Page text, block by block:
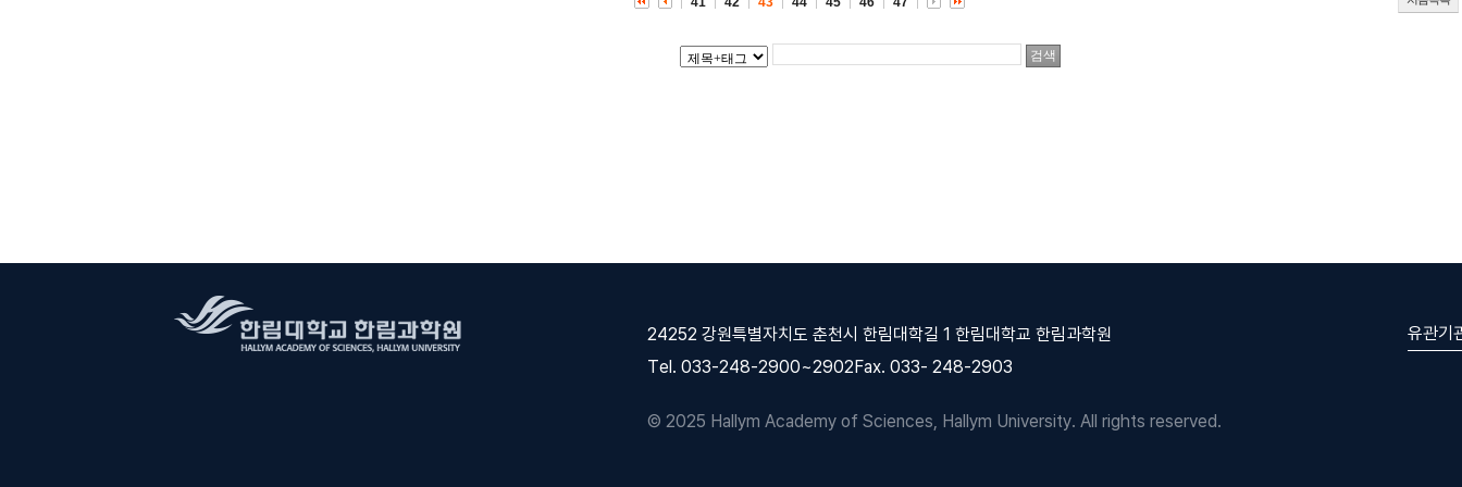
24252 강원특별자치도 춘천시 한림대학길 1 한림대학교 한림과학원
Tel. 033-248-2900~2902Fax. 033- 248-2903
© 2025 Hallym Academy of Sciences, Hallym University. All rights reserved.
유관기